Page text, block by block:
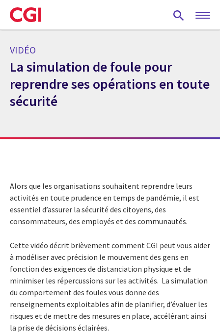
Skip
to
main
VIDÉO
La simulation de foule pour
reprendre ses opérations en toute
sécurité
Alors que les organisations souhaitent reprendre leurs
activités en toute prudence en temps de pandémie, il est
essentiel d’assurer la sécurité des citoyens, des
consommateurs, des employés et des communautés.
Cette vidéo décrit brièvement comment CGI peut vous aider
à modéliser avec précision le mouvement des gens en
fonction des exigences de distanciation physique et de
minimiser les répercussions sur les activités. La simulation
du comportement des foules vous donne des
renseignements exploitables afin de planifier, d’évaluer les
risques et de mettre des mesures en place, accélérant ainsi
la prise de décisions éclairées.